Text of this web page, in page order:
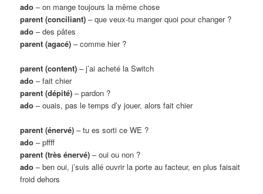
ado – on mange toujours la même chose
parent (conciliant) – que veux-tu manger quoi pour changer ?
ado – des pâtes
parent (agacé) – comme hier ?
parent (content) – j’ai acheté la Switch
ado – fait chier
parent (dépité) – pardon ?
ado – ouais, pas le temps d’y jouer, alors fait chier
parent (énervé) – tu es sorti ce WE ?
ado – pffff
parent (très énervé) – oui ou non ?
ado – ben oui, j’suis allé ouvrir la porte au facteur, en plus faisait
froid dehors